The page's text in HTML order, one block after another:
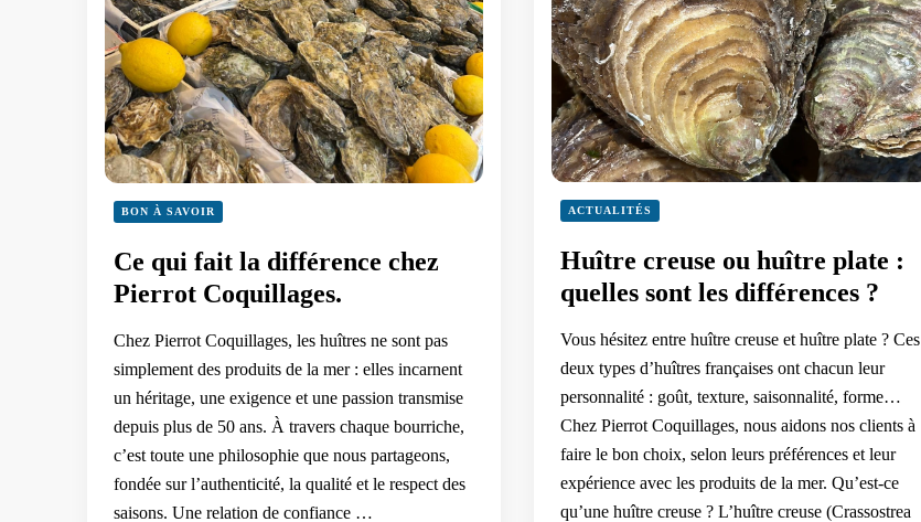
ACTUALITÉS
Huître creuse ou huître plate :
quelles sont les différences ?
Vous hésitez entre huître creuse et huître plate ? Ces
deux types d’huîtres françaises ont chacun leur
personnalité : goût, texture, saisonnalité, forme…
Chez Pierrot Coquillages, nous aidons nos clients à
faire le bon choix, selon leurs préférences et leur
expérience avec les produits de la mer. Qu’est-ce
qu’une huître creuse ? L’huître creuse (Crassostrea
BON À SAVOIR
Ce qui fait la différence chez
Pierrot Coquillages.
Chez Pierrot Coquillages, les huîtres ne sont pas
simplement des produits de la mer : elles incarnent
un héritage, une exigence et une passion transmise
depuis plus de 50 ans. À travers chaque bourriche,
c’est toute une philosophie que nous partageons,
fondée sur l’authenticité, la qualité et le respect des
saisons. Une relation de confiance …